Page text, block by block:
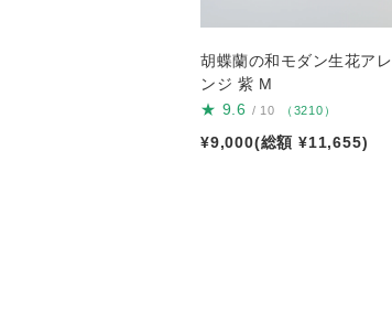
胡蝶蘭の和モダン生花アレ
ンジ 紫 M
★ 9.6 / 10 （3210）
¥9,000(総額 ¥11,655)